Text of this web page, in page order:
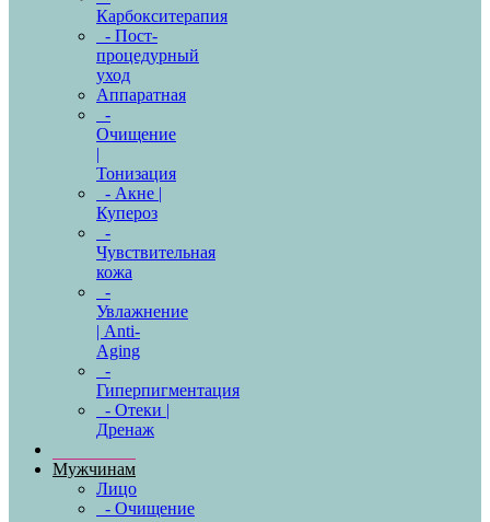
Карбокситерапия
- Пост-
процедурный
уход
Аппаратная
-
Очищение
|
Тонизация
- Акне |
Купероз
-
Чувствительная
кожа
-
Увлажнение
| Anti-
Aging
-
Гиперпигментация
- Отеки |
Дренаж
Мужчинам
Лицо
- Очищение